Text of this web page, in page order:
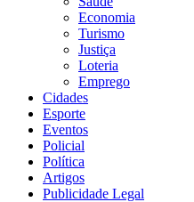
Economia
Turismo
Justiça
Loteria
Emprego
Cidades
Esporte
Eventos
Policial
Política
Artigos
Publicidade Legal